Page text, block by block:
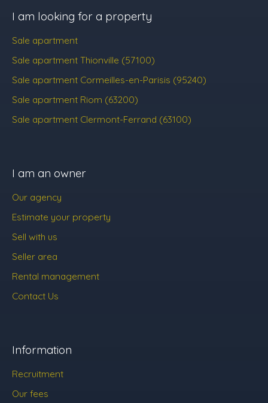
I am looking for a property
Sale apartment
Sale apartment Thionville (57100)
Sale apartment Cormeilles-en-Parisis (95240)
Sale apartment Riom (63200)
Sale apartment Clermont-Ferrand (63100)
I am an owner
Our agency
Estimate your property
Sell with us
Seller area
Rental management
Contact Us
Information
Recruitment
Our fees